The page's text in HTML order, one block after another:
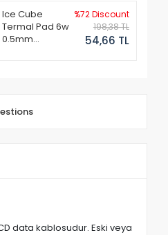
Ice Cube
Termal Pad 6w
0.5mm
%72 Discount
198,38 TL
54,66 TL
data kablosudur. Eski veya